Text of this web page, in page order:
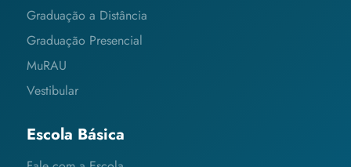
Graduação a Distância
Graduação Presencial
MuRAU
Vestibular
Escola Básica